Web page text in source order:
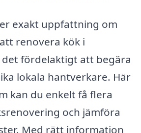
exakt uppfattning om
renovera kök i
fördelaktigt att begära
lokala hantverkare. Här
kan du enkelt få flera
och jämföra
Med rätt information